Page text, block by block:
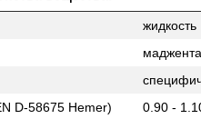
жидкость
маджента
D-58675 Hemer)
0.90 -